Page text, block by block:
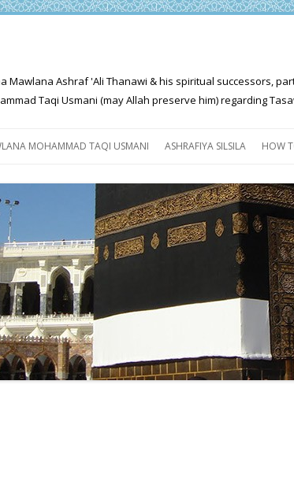
Mawlana Ashraf 'Ali Thanawi & his spiritual successors,
Taqi Usmani (may Allah preserve him) regarding
MOHAMMAD TAQI USMANI ASHRAFIYA SILSILA
ASHRAFIYA PATH
FOR THE SEEKER
PROGRESS EXPLAINED
HOW